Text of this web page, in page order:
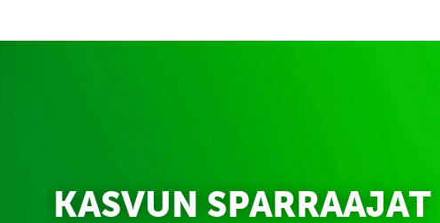
KASVUN SPARRAAJAT